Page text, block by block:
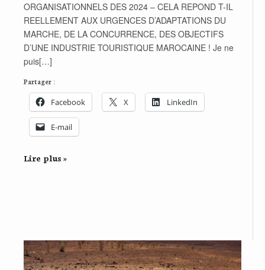
ORGANISATIONNELS DES 2024 – CELA REPOND T-IL
REELLEMENT AUX URGENCES D’ADAPTATIONS DU
MARCHE, DE LA CONCURRENCE, DES OBJECTIFS
D’UNE INDUSTRIE TOURISTIQUE MAROCAINE ! Je ne
puis[…]
Partager :
Facebook X LinkedIn
E-mail
Lire plus »